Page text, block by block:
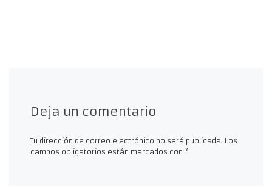
Deja un comentario
Tu dirección de correo electrónico no será publicada. Los
campos obligatorios están marcados con *